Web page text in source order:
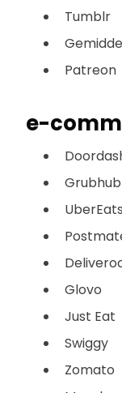
Tumblr
Patreon
e-
Grubhub
UberEats
Glovo
Just Eat
Swiggy
Zomato